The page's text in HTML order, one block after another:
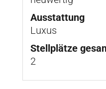
Ausstattung
Luxus
Stellplätze
2